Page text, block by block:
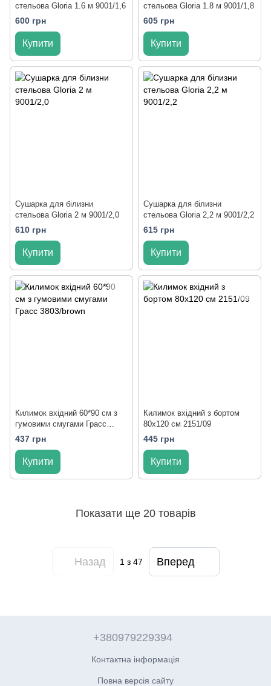
стельова Gloria 1.6 м 9001/1,6
600 грн
Купити
стельова Gloria 1.8 м 9001/1,8
605 грн
Купити
Сушарка для білизни
стельова Gloria 2 м 9001/2,0
610 грн
Купити
Сушарка для білизни
стельова Gloria 2,2 м 9001/2,2
615 грн
Купити
Килимок вхідний 60*90 см з
гумовими смугами Грасс
3803/brown
437 грн
Купити
Килимок вхідний з бортом
80x120 см 2151/09
445 грн
Купити
Показати ще 20 товарів
Назад 1з 47 Вперед
+380979229394
Контактна інформація
Повна версія сайту